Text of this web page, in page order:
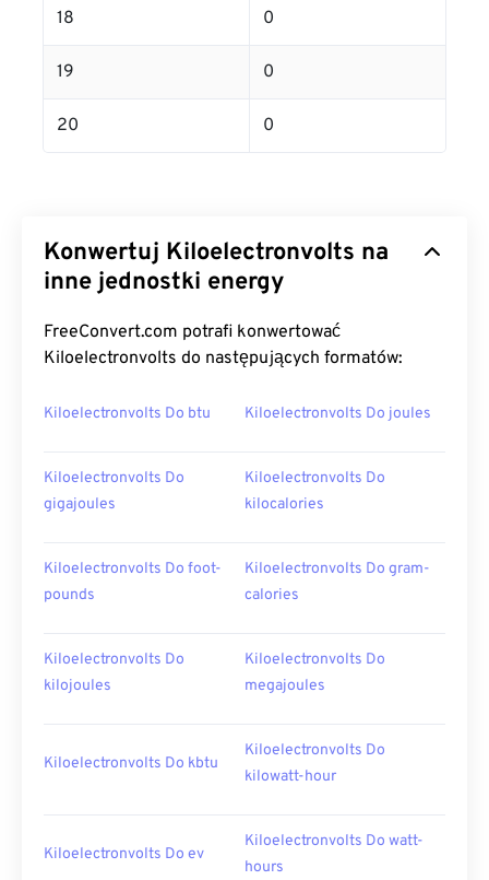
18 0
19 0
20 0
Konwertuj Kiloelectronvolts na
inne jednostki energy
FreeConvert.com potrafi konwertować
Kiloelectronvolts do następujących formatów:
Kiloelectronvolts Do btu Kiloelectronvolts Do joules
Kiloelectronvolts Do
gigajoules
Kiloelectronvolts Do
kilocalories
Kiloelectronvolts Do foot-
pounds
Kiloelectronvolts Do gram-
calories
Kiloelectronvolts Do
kilojoules
Kiloelectronvolts Do
megajoules
Kiloelectronvolts Do kbtu
Kiloelectronvolts Do
kilowatt-hour
Kiloelectronvolts Do ev
Kiloelectronvolts Do watt-
hours